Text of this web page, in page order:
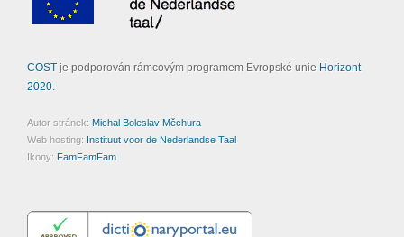
COSTje podporován rámcovým programem Evropské unie Horizont
2020.
Autor stránek: Michal Boleslav Měchura
Web hosting: Instituut voor de Nederlandse Taal
Ikony: FamFamFam